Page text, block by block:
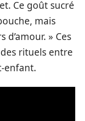
Ce goût sucré
mais
» Ces
rituels entre
enfant.